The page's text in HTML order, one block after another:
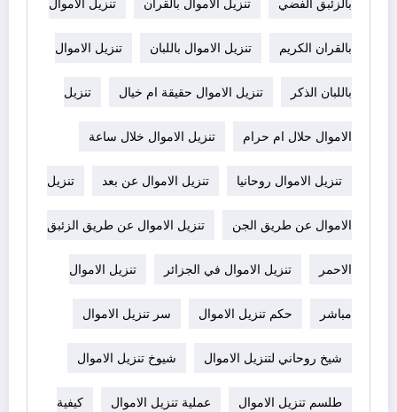
بالقران الكريم تنزيل الاموال باللبان تنزيل الاموال
باللبان الذكر تنزيل الاموال حقيقة ام خيال تنزيل
الاموال حلال ام حرام تنزيل الاموال خلال ساعة
تنزيل الاموال روحانيا تنزيل الاموال عن بعد تنزيل
الاموال عن طريق الجن تنزيل الاموال عن طريق الزئبق
الاحمر تنزيل الاموال في الجزائر تنزيل الاموال
مباشر حكم تنزيل الاموال سر تنزيل الاموال
شيخ روحاني لتنزيل الاموال شيوخ تنزيل الاموال
طلسم تنزيل الاموال عملية تنزيل الاموال كيفية